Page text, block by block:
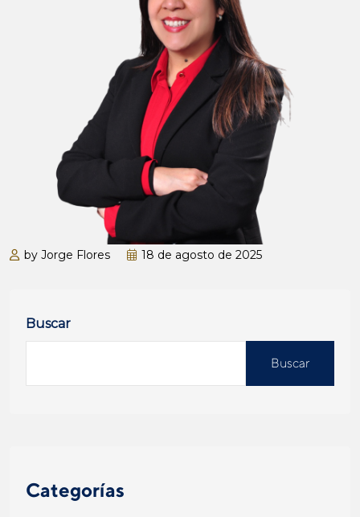
by Jorge Flores 18 de agosto de 2025
Buscar
Buscar
Categorías